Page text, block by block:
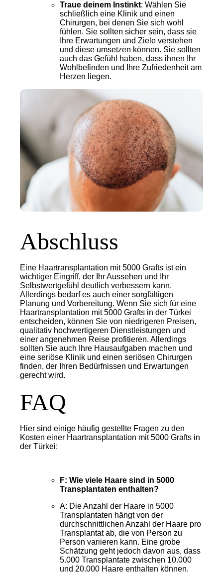
Traue deinem Instinkt: Wählen Sie
schließlich eine Klinik und einen
Chirurgen, bei denen Sie sich wohl
fühlen. Sie sollten sicher sein, dass sie
Ihre Erwartungen und Ziele verstehen
und diese umsetzen können. Sie sollten
auch das Gefühl haben, dass ihnen Ihr
Wohlbefinden und Ihre Zufriedenheit am
Herzen liegen.
Abschluss
Eine Haartransplantation mit 5000 Grafts ist ein
wichtiger Eingriff, der Ihr Aussehen und Ihr
Selbstwertgefühl deutlich verbessern kann.
Allerdings bedarf es auch einer sorgfältigen
Planung und Vorbereitung. Wenn Sie sich für eine
Haartransplantation mit 5000 Grafts in der Türkei
entscheiden, können Sie von niedrigeren Preisen,
qualitativ hochwertigeren Dienstleistungen und
einer angenehmen Reise profitieren. Allerdings
sollten Sie auch Ihre Hausaufgaben machen und
eine seriöse Klinik und einen seriösen Chirurgen
finden, der Ihren Bedürfnissen und Erwartungen
gerecht wird.
FAQ
Hier sind einige häufig gestellte Fragen zu den
Kosten einer Haartransplantation mit 5000 Grafts in
der Türkei:
F: Wie viele Haare sind in 5000
Transplantaten enthalten?
A: Die Anzahl der Haare in 5000
Transplantaten hängt von der
durchschnittlichen Anzahl der Haare pro
Transplantat ab, die von Person zu
Person variieren kann. Eine grobe
Schätzung geht jedoch davon aus, dass
5.000 Transplantate zwischen 10.000
und 20.000 Haare enthalten können.